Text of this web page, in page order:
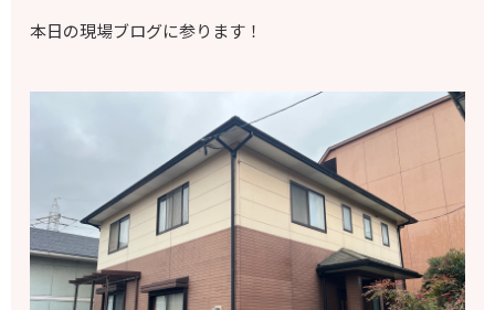
本日の現場ブログに参ります！